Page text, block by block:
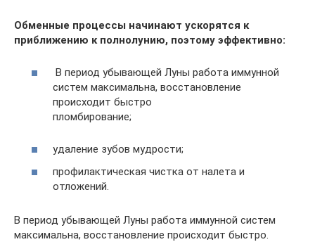
Обменные процессы начинают ускорятся к
приближению к полнолунию, поэтому эффективно:
В период убывающей Луны работа иммунной
систем максимальна, восстановление
происходит быстро
пломбирование;
удаление зубов мудрости;
профилактическая чистка от налета и
отложений.
В период убывающей Луны работа иммунной систем
максимальна, восстановление происходит быстро.